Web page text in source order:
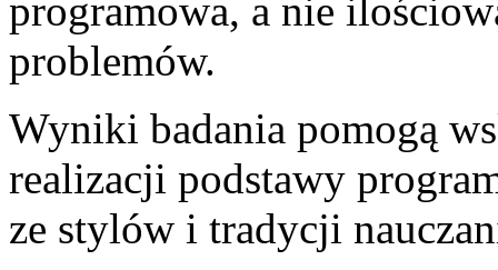
programowa, a nie
problemów.
Wyniki badania pomogą
realizacji podstawy
ze stylów i tradycji